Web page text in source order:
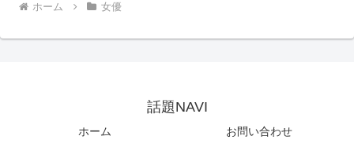
ホーム 女優
話題NAVI
ホーム
お問い合わせ